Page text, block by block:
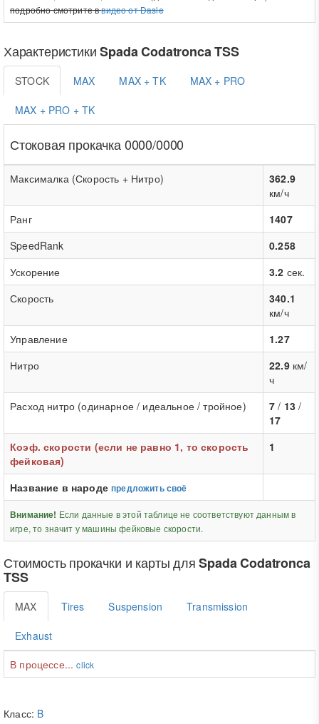
подробно смотрите ввидео от Dasle
ХарактеристикиSpada Codatronca TSS
STOCK MAX MAX + TK MAX + PRO
MAX + PRO + TK
Стоковая прокачка 0000/0000
Максималка (Скорость + Нитро)
362.9
км/ч
Ранг
1407
SpeedRank
0.258
Ускорение
3.2 сек.
Скорость
340.1
км/ч
Управление
1.27
Нитро
22.9км/
ч
Расход нитро (одинарное / идеальное / тройное)
7 / 13 /
17
Коэф. скорости (если не равно 1, то скорость
фейковая)
1
Название в народепредложить своё
Внимание! Если данные в этой таблице не соответствуют данным в
игре, то значит у машины фейковые скорости.
Стоимость прокачки и карты дляSpada Codatronca
TSS
MAX Tires Suspension Transmission
Exhaust
В процессе...click
Класс: B